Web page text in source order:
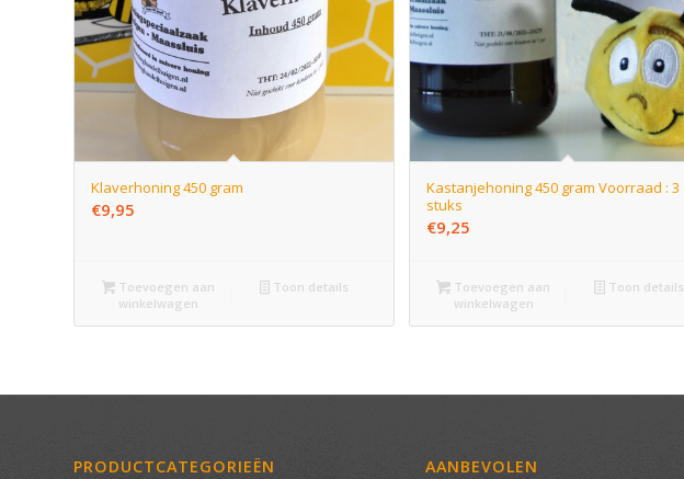
Klaverhoning 450 gram
€9,95
Toevoegen aan
winkelwagen
Toon details
Kastanjehoning 450 gram Voorraad : 3
stuks
€9,25
Toevoegen aan
winkelwagen
Toon details
PRODUCTCATEGORIEËN AANBEVOLEN